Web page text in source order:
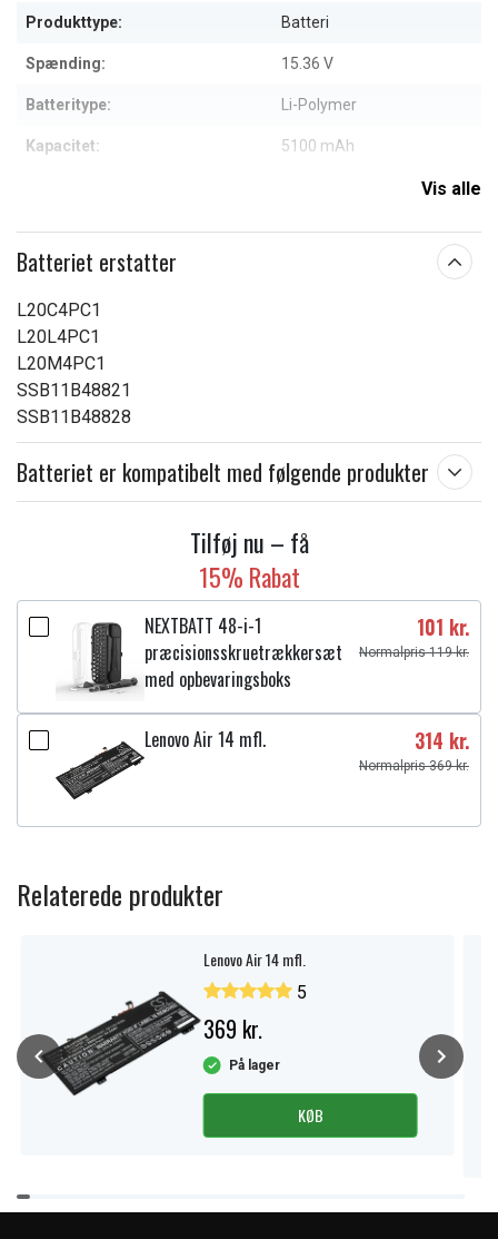
Produkttype: Batteri
Spænding: 15.36 V
Batteritype: Li-Polymer
Kapacitet: 5100 mAh
Vis alle
Batteriet erstatter
L20C4PC1
L20L4PC1
L20M4PC1
SSB11B48821
SSB11B48828
Batteriet er kompatibelt med følgende produkter
Tilføj nu – få
15% Rabat
NEXTBATT 48-i-1
præcisionsskruetrækkersæt
med opbevaringsboks
101 kr.
Normalpris 119 kr.
Lenovo Air 14 mfl. 314 kr.
Normalpris 369 kr.
Relaterede produkter
Lenovo Air 14 mfl.
5
369 kr.
På lager
KØB
Item
1